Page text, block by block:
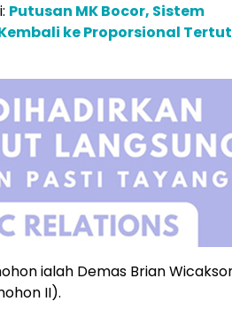
Putusan MK Bocor, Sistem
ke Proporsional
ialah Demas Brian
II).